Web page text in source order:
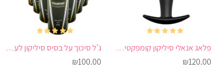
פלאג אנאלי סיליקון קומפקטי | Compact Silicone Anal Plug
₪120.00
ג'ל סיכוך על בסיס סיליקון לעיסוי אנאלי ווגינאלי | Slide DIAMOND
₪100.00